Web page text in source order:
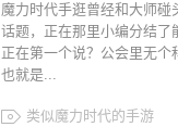
魔力时代手逛曾经和大师
话题，正在那里小编分结了
正在第一个说？公会里无个
也就是...
类似魔力时代的手游